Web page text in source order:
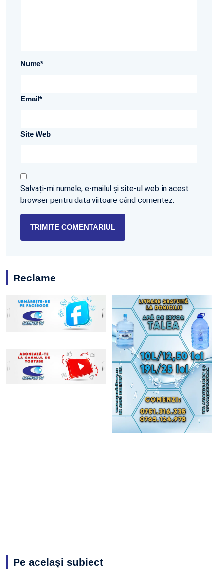
Nume*
Email*
Site Web
Salvați-mi numele, e-mailul și site-ul web în acest
browser pentru data viitoare când comentez.
Reclame
Pe același subiect